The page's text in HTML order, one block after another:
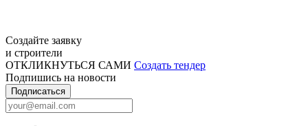
Создайте заявку
и строители
ОТКЛИКНУТЬСЯ САМИ Создать тендер
Подпишись на новости
Подписаться